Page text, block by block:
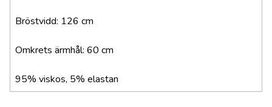
Bröstvidd: 126 cm
Omkrets ärmhål: 60 cm
95% viskos, 5% elastan